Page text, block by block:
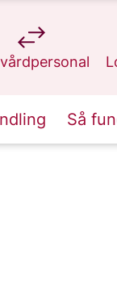
på 1177.se
Så